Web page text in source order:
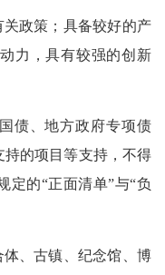
关政策 ； 具备较好的产
力，具有较强的创新
债、地方政府专项债
持的项目等支持，不得
定的“正面清单”与“负
、古镇、纪念馆、博